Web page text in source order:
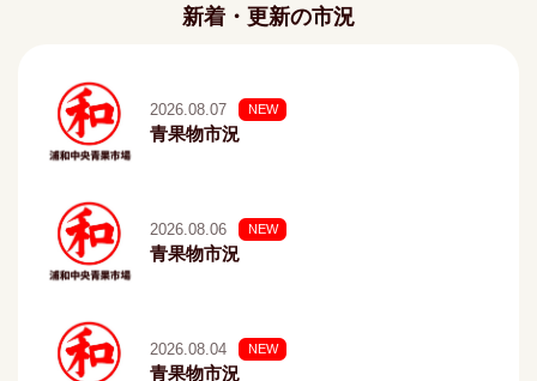
新着・更新の市況
2026.08.07 NEW
青果物市況
2026.08.06 NEW
青果物市況
2026.08.04 NEW
青果物市況